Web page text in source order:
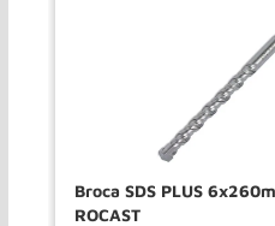
Broca SDS PLUS
ROCAST